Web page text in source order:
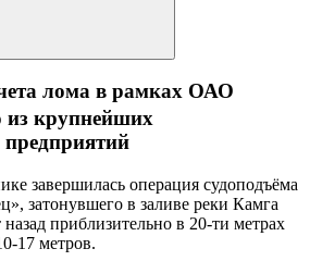
лома в рамках ОАО
крупнейших
завершилась операция судоподъёма
затонувшего в заливе реки Камга
назад приблизительно в 20-ти метрах
17 метров.